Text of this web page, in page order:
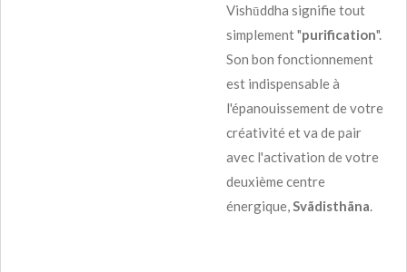
Vishūddha signifie tout
simplement "purification".
Son bon fonctionnement
est indispensable à
l'épanouissement de votre
créativité et va de pair
avec l'activation de votre
deuxième centre
énergique,Svãdisthãna.